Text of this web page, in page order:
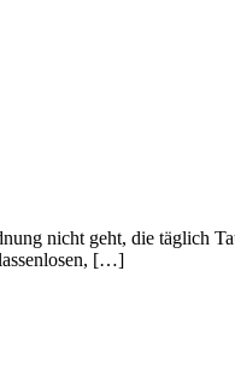
nicht geht, die täglich
[…]